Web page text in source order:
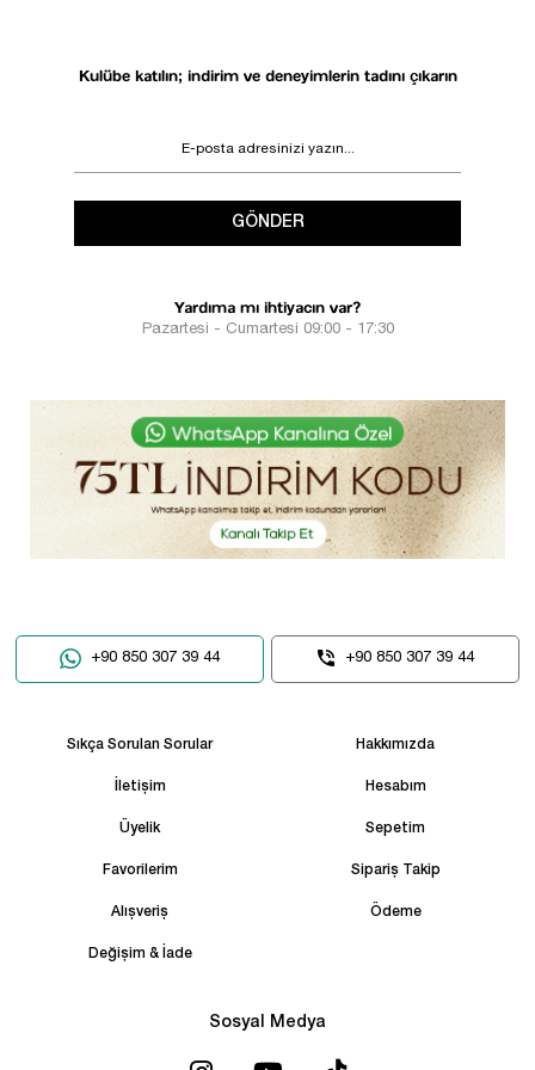
Kulübe katılın; indirim ve deneyimlerin tadını çıkarın
GÖNDER
Yardıma mı ihtiyacın var?
Pazartesi - Cumartesi 09:00 - 17:30
+90 850 307 39 44 +90 850 307 39 44
Sıkça Sorulan Sorular Hakkımızda
İletişim Hesabım
Üyelik Sepetim
Favorilerim Sipariş Takip
Alışveriş Ödeme
Değişim & İade
Sosyal Medya